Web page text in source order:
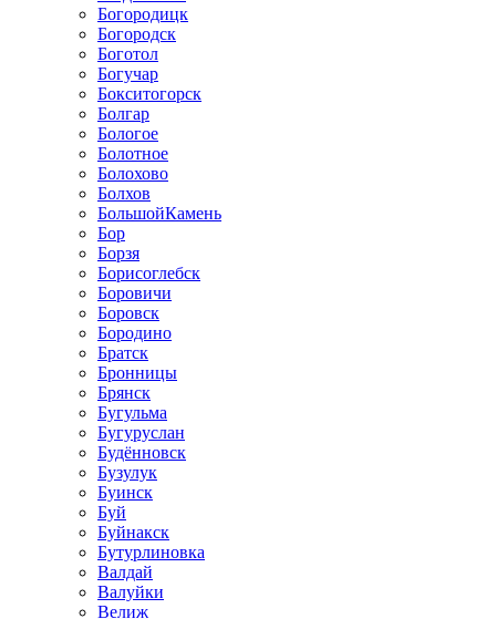
Богородицк
Богородск
Боготол
Богучар
Бокситогорск
Болгар
Бологое
Болотное
Болохово
Болхов
БольшойКамень
Бор
Борзя
Борисоглебск
Боровичи
Боровск
Бородино
Братск
Бронницы
Брянск
Бугульма
Бугуруслан
Будённовск
Бузулук
Буинск
Буй
Буйнакск
Бутурлиновка
Валдай
Валуйки
Велиж